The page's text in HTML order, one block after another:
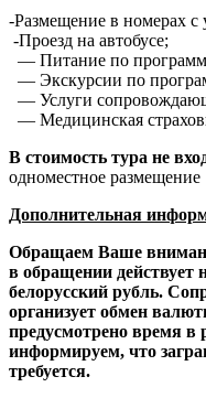
-Размещение в номерах с
-Проезд на автобусе;
— Питание по
— Экскурсии по
— Услуги
— Медицинская
В стоимость тура не
одноместное размещение
Дополнительная
Обращаем Ваше
в обращении
белорусский рубль.
организует обмен
предусмотрено время
информируем, что
требуется.